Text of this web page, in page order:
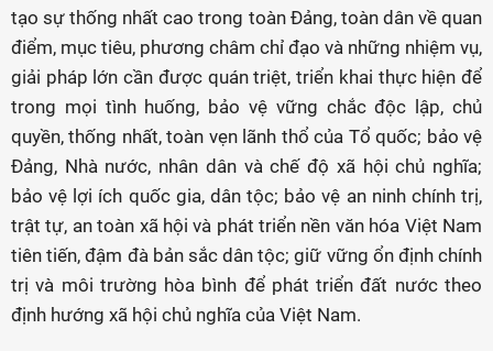
tạo sự thống nhất cao trong toàn Đảng, toàn dân về quan
điểm, mục tiêu, phương châm chỉ đạo và những nhiệm vụ,
giải pháp lớn cần được quán triệt, triển khai thực hiện để
trong mọi tình huống, bảo vệ vững chắc độc lập, chủ
quyền, thống nhất, toàn vẹn lãnh thổ của Tổ quốc; bảo vệ
Đảng, Nhà nước, nhân dân và chế độ xã hội chủ nghĩa;
bảo vệ lợi ích quốc gia, dân tộc; bảo vệ an ninh chính trị,
trật tự, an toàn xã hội và phát triển nền văn hóa Việt Nam
tiên tiến, đậm đà bản sắc dân tộc; giữ vững ổn định chính
trị và môi trường hòa bình để phát triển đất nước theo
định hướng xã hội chủ nghĩa của Việt Nam.